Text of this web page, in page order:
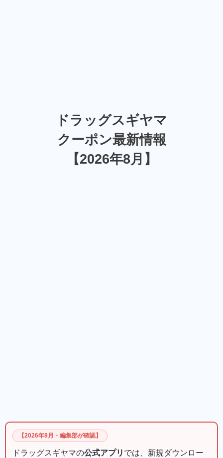
ドラッグスギヤマ
クーポン最新情報
【2026年8月】
【2026年8月・編集部が確認】
ドラッグスギヤマの公式アプリ では、新規ダウンロー